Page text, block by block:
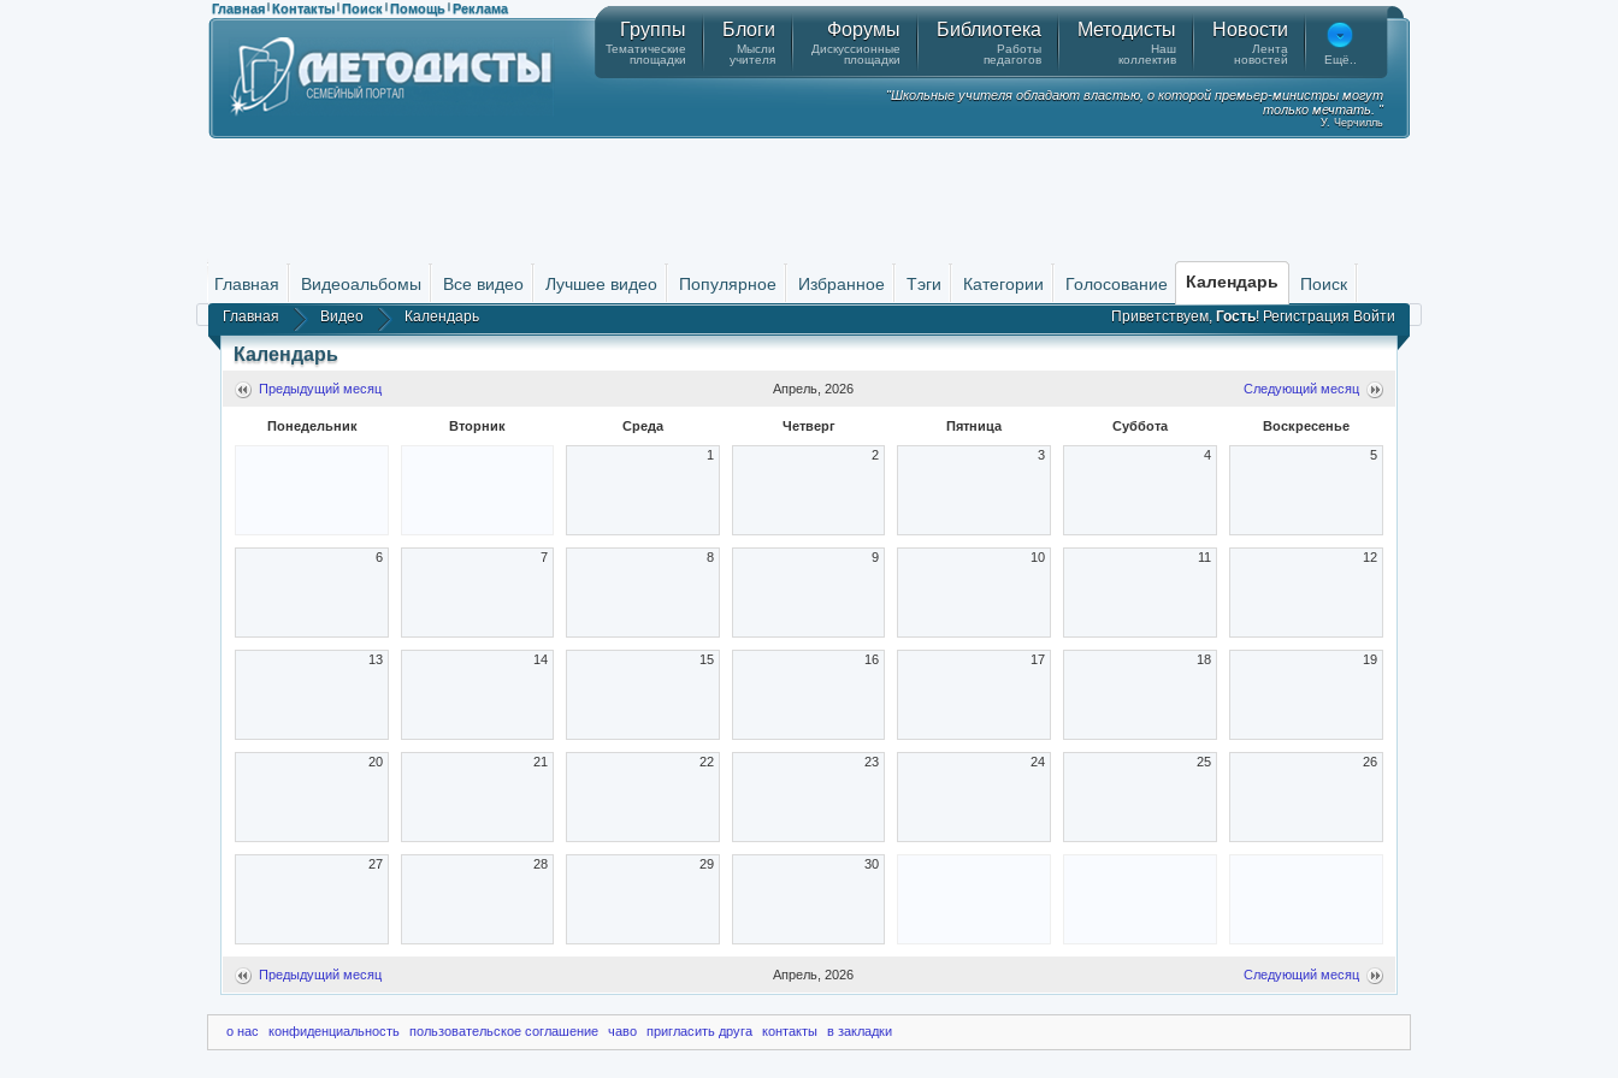
Главная | Контакты | Поиск | Помощь | Реклама
Группы
Тематические
площадки
Блоги
Мысли
учителя
Форумы
Дискуссионные
площадки
Библиотека
Работы
педагогов
Методисты
Наш
коллектив
Новости
Лента
новостей
Ещё..
"Школьные учителя обладают властью, о которой премьер-министры могут
только мечтать. "
У. Черчилль
Главная Видеоальбомы Все видео Лучшее видео Популярное Избранное Тэги Категории Голосование Календарь Поиск
Главная Видео Календарь Приветствуем, Гость! Регистрация Войти
Календарь
Предыдущий месяц Следующий месяц
Апрель, 2026
Понедельник Вторник Среда Четверг Пятница Суббота
Воскресенье
1
2 3 4 5
6 7 8 9 10 11 12
13 14 15 16 17 18 19
20 21 22 23 24 25 26
27 28 29 30
Предыдущий месяц Следующий месяц
Апрель, 2026
о нас конфиденциальность пользовательское соглашение чаво пригласить друга контакты в закладки